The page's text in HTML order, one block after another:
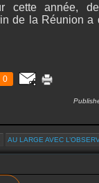
cette année,
de la Réunion a
0
AU LARGE AVEC